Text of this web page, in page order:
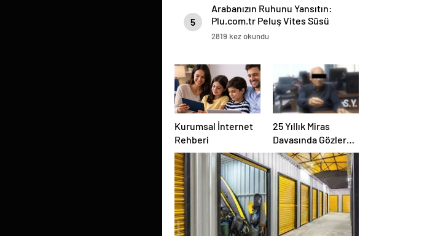
5
Arabanızın Ruhunu Yansıtın:
Plu.com.tr Peluş Vites Süsü
Modelleri
2819 kez okundu
Kurumsal İnternet
Rehberi
25 Yıllık Miras
Davasında Gözler
Temmuz Ayındaki
Karar Duruşmasına
Çevrildi